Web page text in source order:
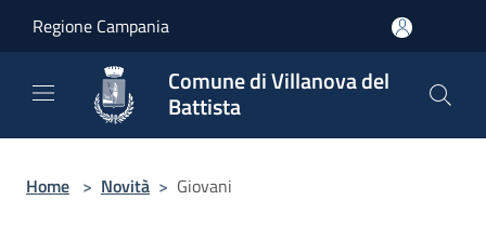
Regione Campania
Comune di Villanova del
Battista
Home > Novità > Giovani